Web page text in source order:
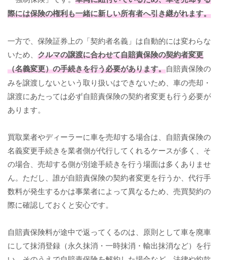
際には保険の権利も一緒に新しい所有者へ引き継がれます。
一方で、保険証券上の「契約者名義」は自動的には変わらな
いため、 クルマの譲渡に合わせて自賠責保険の契約者変更
（名義変更）の手続きを行う必要があります。自賠責保険の
みを譲渡しないという取り扱いはできないため、車の売却・
譲渡にあたっては必ず自賠責保険の契約者変更も行う必要が
あります。
買取業者やディーラーに車を売却する場合は、自賠責保険の
名義変更手続きを業者側が代行してくれるケースが多く、そ
の場合、売却する側が別途手続きを行う場面は多くありませ
ん。ただし、誰が自賠責保険の契約者変更を行うか、代行手
数料が発生するかは事業者によって異なるため、売買契約の
際に確認しておくと安心です。
自賠責保険料が途中で返ってくるのは、原則として車を廃車
にして抹消登録（永久抹消・一時抹消・輸出抹消など）を行